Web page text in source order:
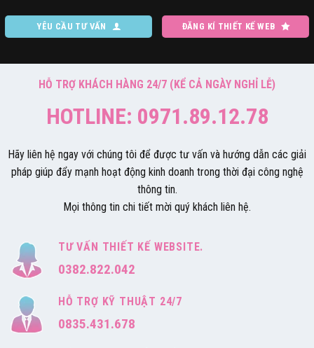
YÊU CẦU TƯ VẤN ĐĂNG KÍ THIẾT KẾ WEB
HỖ TRỢ KHÁCH HÀNG 24/7 (KỂ CẢ NGÀY NGHỈ LỄ)
HOTLINE: 0971.89.12.78
Hãy liên hệ ngay với chúng tôi để được tư vấn và hướng dẫn các giải
pháp giúp đẩy mạnh hoạt động kinh doanh trong thời đại công nghệ
thông tin.
Mọi thông tin chi tiết mời quý khách liên hệ.
TƯ VẤN THIẾT KẾ WEBSITE.
0382.822.042
HỖ TRỢ KỸ THUẬT 24/7
0835.431.678